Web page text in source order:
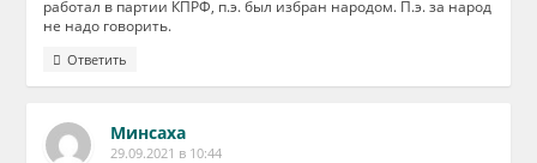
работал в партии КПРФ, п.э. был избран народом. П.э. за народ
не надо говорить.
Ответить
Минсаха
29.09.2021 в 10:44